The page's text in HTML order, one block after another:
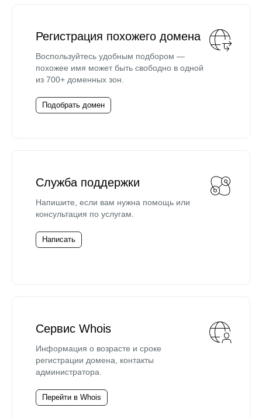
Регистрация похожего домена
Воспользуйтесь удобным подбором —
похожее имя может быть свободно в одной
из 700+ доменных зон.
Подобрать домен
Служба поддержки
Напишите, если вам нужна помощь или
консультация по услугам.
Написать
Сервис Whois
Информация о возрасте и сроке
регистрации домена, контакты
администратора.
Перейти в Whois